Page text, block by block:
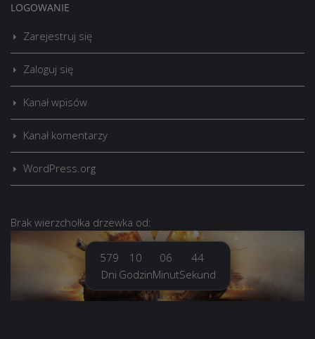
LOGOWANIE
Zarejestruj się
Zaloguj się
Kanał wpisów
Kanał komentarzy
WordPress.org
Brak wierzchołka drzewka od:
579
Dni
10
Godzin
06
Minut
45
Sekund